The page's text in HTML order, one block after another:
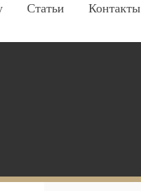
Статьи Контакты